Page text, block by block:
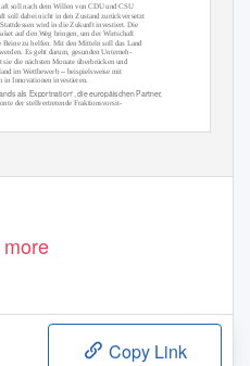
soll nach dem Willen von CDU und CSU
soll dabei nicht in den Zustand zurückversetzt
wird in die Zukunft investiert. Die
auf den Weg bringen, um der Wirtschaft
Beine zu helfen. Mit den Mitteln soll das Land
Es geht darum, gesunden Unterneh-
die nächsten Monate überbrücken und
im Wettbewerb– beispielsweise mit
in Innovationen investieren.
als Exportnation“, die europäischen Partner,
der stellvertretende Fraktionsvorsit-
vergangenen Sitzungswoche hatte der Bun-
Copy Link